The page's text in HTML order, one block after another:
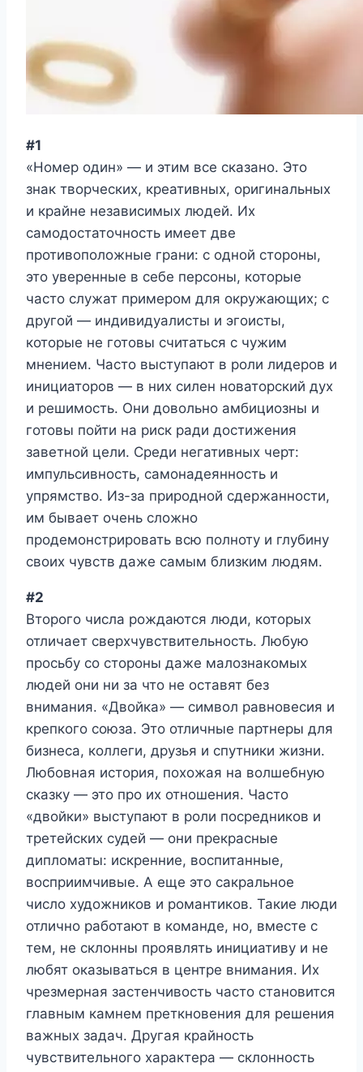
#1
«Номер один» — и этим все сказано. Это
знак творческих, креативных, оригинальных
и крайне независимых людей. Их
самодостаточность имеет две
противоположные грани: с одной стороны,
это уверенные в себе персоны, которые
часто служат примером для окружающих; с
другой — индивидуалисты и эгоисты,
которые не готовы считаться с чужим
мнением. Часто выступают в роли лидеров и
инициаторов — в них силен новаторский дух
и решимость. Они довольно амбициозны и
готовы пойти на риск ради достижения
заветной цели. Среди негативных черт:
импульсивность, самонадеянность и
упрямство. Из-за природной сдержанности,
им бывает очень сложно
продемонстрировать всю полноту и глубину
своих чувств даже самым близким людям.
#2
Второго числа рождаются люди, которых
отличает сверхчувствительность. Любую
просьбу со стороны даже малознакомых
людей они ни за что не оставят без
внимания. «Двойка» — символ равновесия и
крепкого союза. Это отличные партнеры для
бизнеса, коллеги, друзья и спутники жизни.
Любовная история, похожая на волшебную
сказку — это про их отношения. Часто
«двойки» выступают в роли посредников и
третейских судей — они прекрасные
дипломаты: искренние, воспитанные,
восприимчивые. А еще это сакральное
число художников и романтиков. Такие люди
отлично работают в команде, но, вместе с
тем, не склонны проявлять инициативу и не
любят оказываться в центре внимания. Их
чрезмерная застенчивость часто становится
главным камнем преткновения для решения
важных задач. Другая крайность
чувствительного характера — склонность